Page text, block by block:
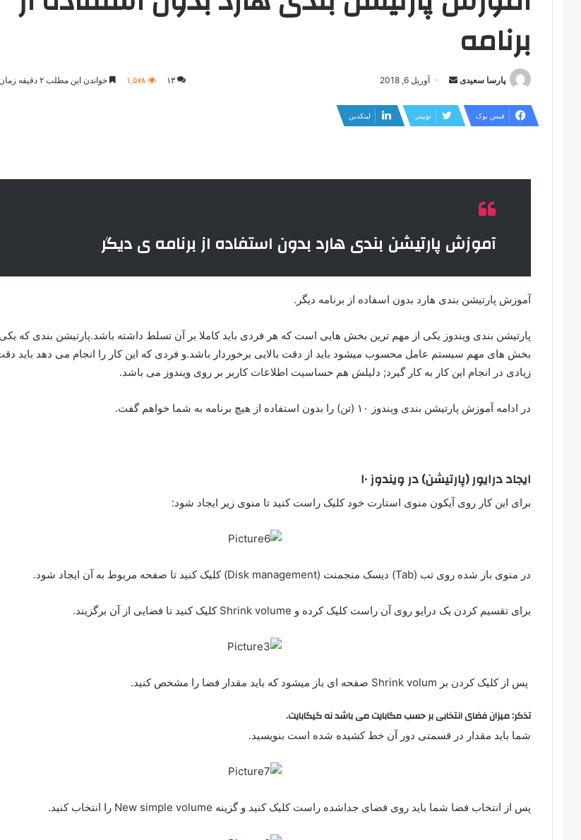
برنامه
پارسا سعیدی
ارسالآوریل 6, 2018 ۱۳ ۱,۵۷۸ خواندن این مطلب ۲ دقیقه زمان میبرد
فیس بوک توییتر لینکدین
آموزش پارتیشن بندی هارد بدون استفاده از برنامه ی دیگر
آموزش پارتیشن بندی هارد بدون اسفاده از برنامه دیگر.
پارتیشن بندی ویندوز یکی از مهم ترین بخش هایی است که هر فردی باید کاملا بر آن تسلط داشته باشد.پارتیشن بندی که یکی
بخش های مهم سیستم عامل محسوب میشود باید از دقت بالایی برخوردار باشد.و فردی که این کار را انجام می دهد باید
زیادی در انجام این کار به کار گیرد; دلیلش هم حساسیت اطلاعات کاربر بر روی ویندوز می باشد.
در ادامه آموزش پارتیشن بندی ویندوز ۱۰ (تن) را بدون استفاده از هیچ برنامه به شما خواهم گفت.
ایجاد درایور (پارتیشن) در ویندوز ۱۰
برای این کار روی آیکون منوی استارت خود کلیک راست کنید تا منوی زیر ایجاد شود:
در منوی باز شده روی تب (Tab) دیسک منجمنت (Disk management) کلیک کنید تا صفحه مربوط به آن ایجاد شود.
برای تقسیم کردن یک درایو روی آن راست کلیک کرده و Shrink volume کلیک کنید تا فضایی از آن برگزیند.
پس از کلیک کردن بر Shrink volum صفحه ای باز میشود که باید مقدار فضا را مشخص کنید.
تذکر: میزان فضای انتخابی بر حسب مگابایت می باشد نه گیگابایت.
شما باید مقدار در قسمتی دور آن خط کشیده شده است بنویسید.
پس از انتخاب فضا شما باید روی فضای جداشده راست کلیک کنید و گزینه New simple volume را انتخاب کنید.